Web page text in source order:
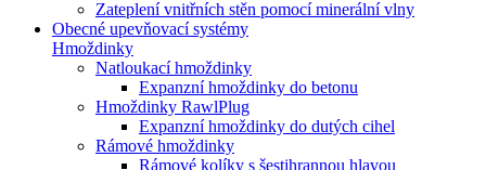
Zateplení vnitřních stěn pomocí minerální vlny
Obecné upevňovací systémy
Hmoždinky
Natloukací hmoždinky
Expanzní hmoždinky do betonu
Hmoždinky RawlPlug
Expanzní hmoždinky do dutých cihel
Rámové hmoždinky
Rámové kolíky s šestihrannou hlavou